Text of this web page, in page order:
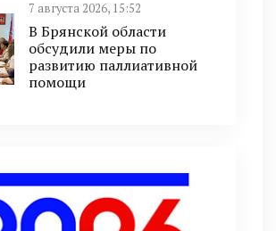
7 августа 2026, 15:52
В Брянской области
обсудили меры по
развитию паллиативной
помощи